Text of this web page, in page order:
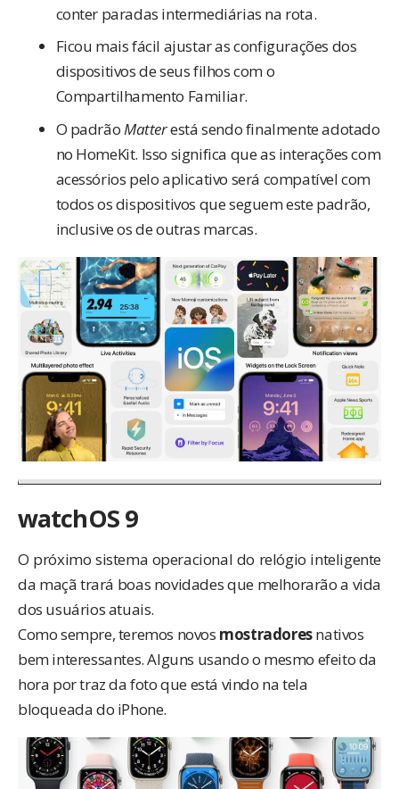
conter paradas intermediárias na rota.
Ficou mais fácil ajustar as configurações dos
dispositivos de seus filhos com o
Compartilhamento Familiar.
O padrãoMatterestá sendo finalmente adotado
no HomeKit. Isso significa que as interações com
acessórios pelo aplicativo será compatível com
todos os dispositivos que seguem este padrão,
inclusive os de outras marcas.
watchOS 9
O próximo sistema operacional do relógio inteligente
da maçã trará boas novidades que melhorarão a vida
dos usuários atuais.
Como sempre, teremos novos mostradoresnativos
bem interessantes. Alguns usando o mesmo efeito da
hora por traz da foto que está vindo na tela
bloqueada do iPhone.